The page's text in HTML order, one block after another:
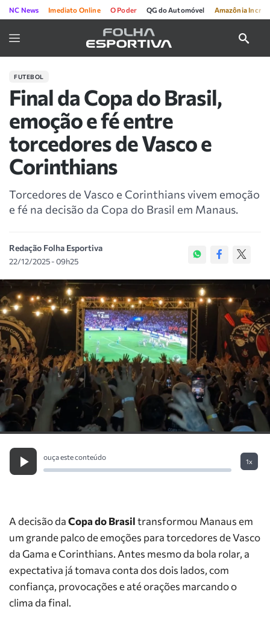
NC News Imediato Online O Poder QG do Automóvel Amazônia
FUTEBOL
Final da Copa do Brasil,
emoção e fé entre
torcedores de Vasco e
Corinthians
Torcedores de Vasco e Corinthians vivem emoção
e fé na decisão da Copa do Brasil em Manaus.
Redação Folha Esportiva
22/12/2025 - 09h25
ouça este conteúdo
1x
A decisão daCopa do Brasiltransformou Manaus em
um grande palco de emoções para torcedores de Vasco
da Gama e Corinthians. Antes mesmo da bola rolar, a
expectativa já tomava conta dos dois lados, com
confiança, provocações e até orações marcando o
clima da final.